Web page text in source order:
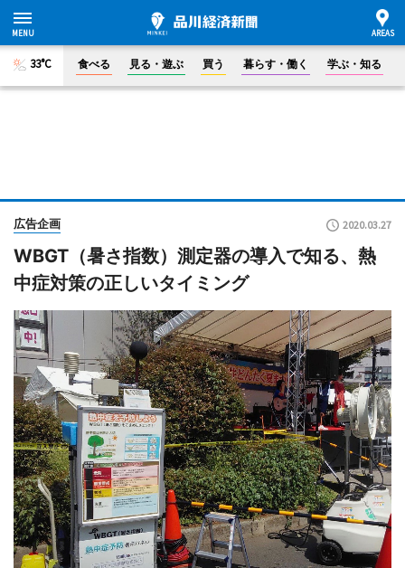
33°C 食べる 見る・遊ぶ 買う 暮らす・働く 学ぶ・知る
広告企画 2020.03.27
WBGT（暑さ指数）測定器の導入で知る、熱
中症対策の正しいタイミング